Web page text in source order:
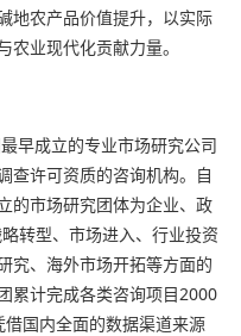
地农产品价值提升，以实际
业现代化贡献力量。
早成立的专业市场研究公司
查许可资质的咨询机构。自
的市场研究团体为企业、政
转型、市场进入、行业投资
究、海外市场开拓等方面的
累计完成各类咨询项目2000
国内全面的数据渠道来源